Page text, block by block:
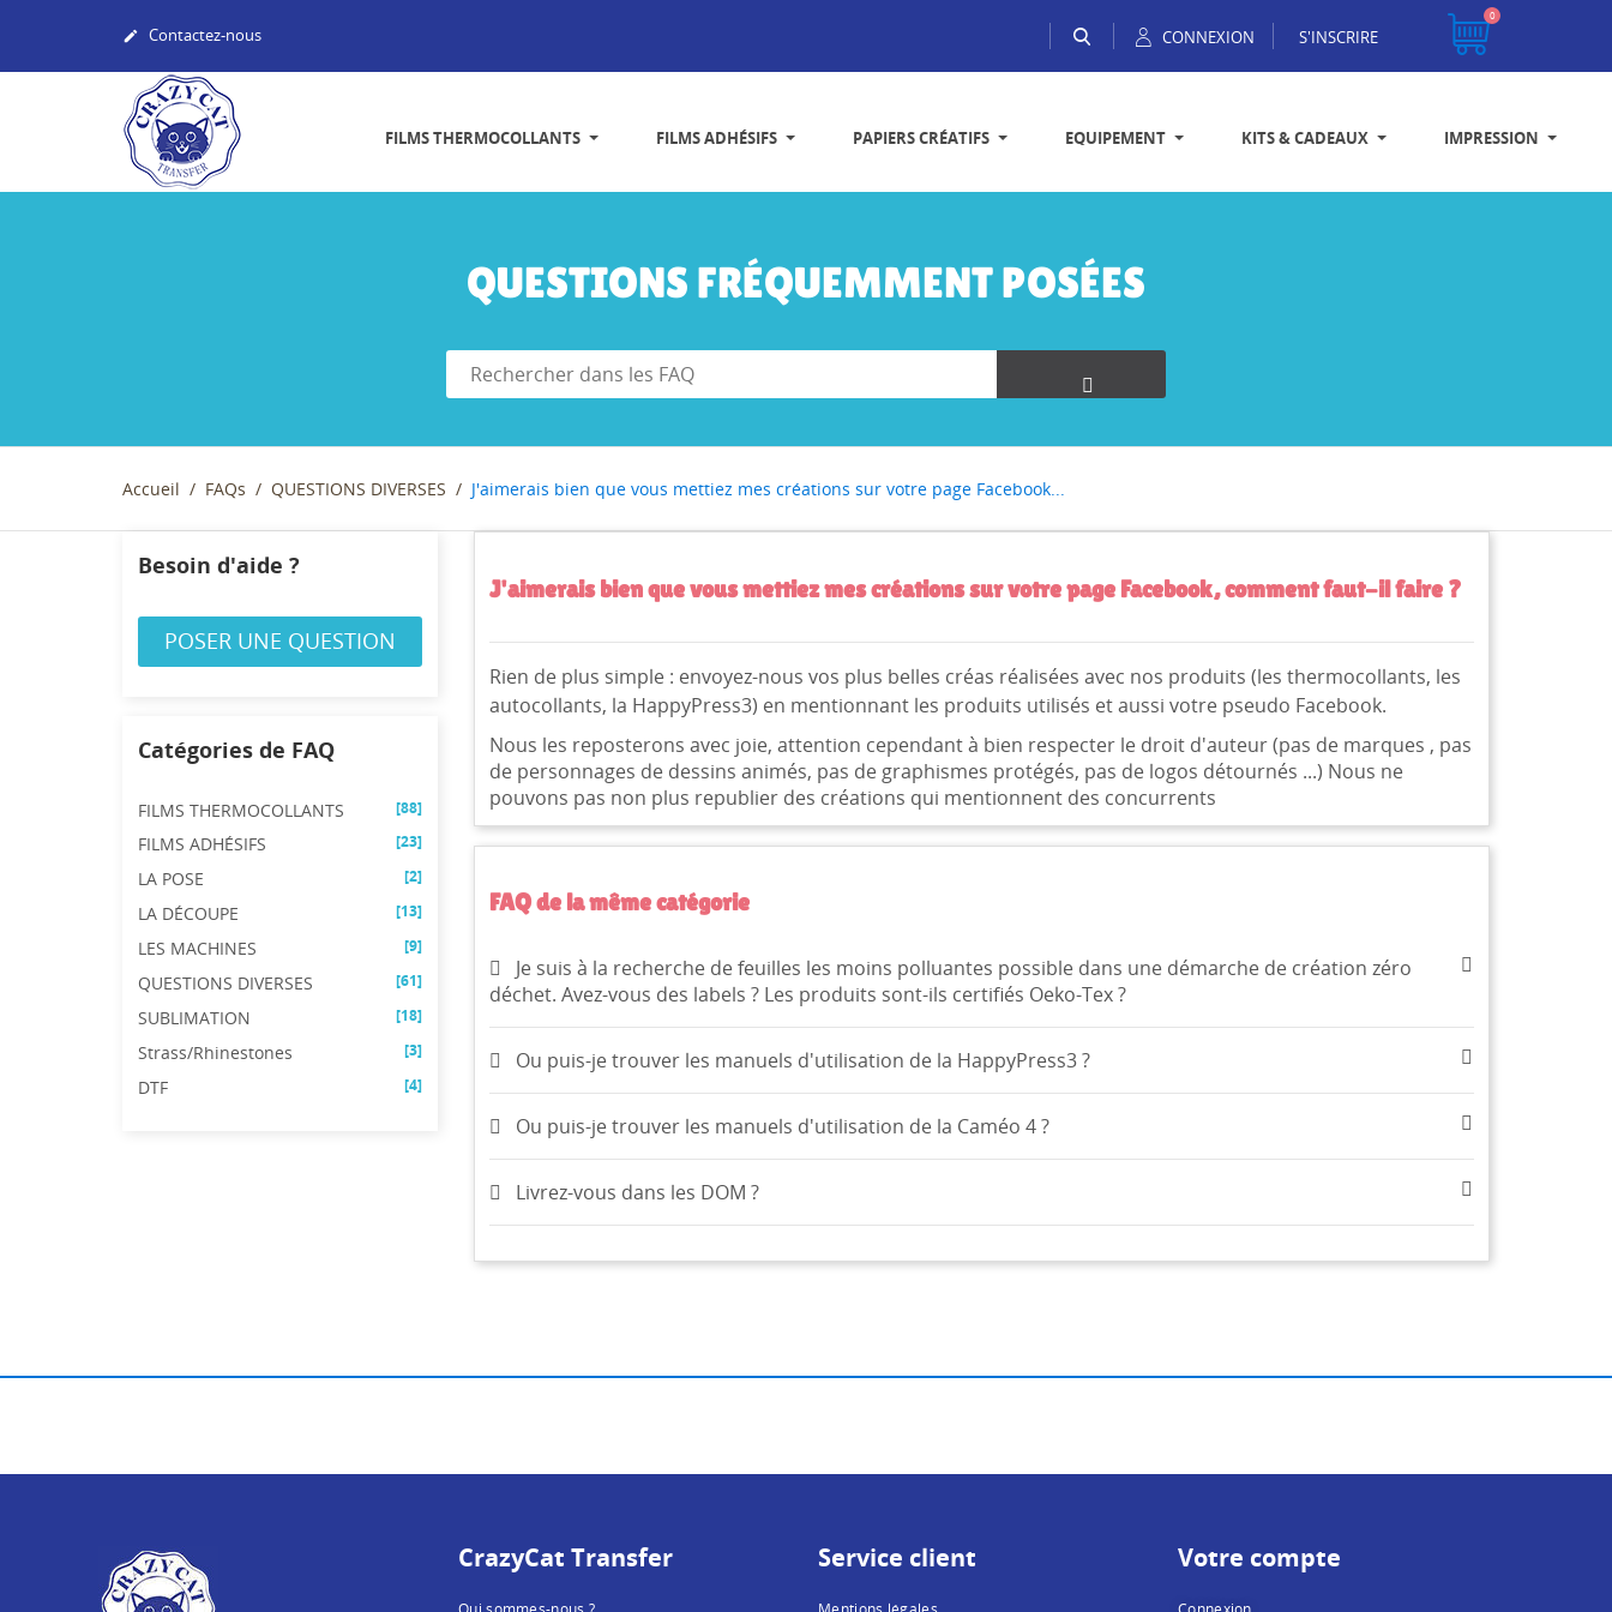
 Contactez-nous CONNEXION S'INSCRIRE
0
FILMS THERMOCOLLANTS FILMS ADHÉSIFS PAPIERS CRÉATIFS EQUIPEMENT KITS & CADEAUX IMPRESSION
QUESTIONS FRÉQUEMMENT POSÉES
Accueil FAQs QUESTIONS DIVERSES J'aimerais bien que vous mettiez mes créations sur votre page Facebook...
Besoin d'aide ?
POSER UNE QUESTION
Catégories de FAQ
FILMS THERMOCOLLANTS [88]
FILMS ADHÉSIFS [23]
LA POSE [2]
LA DÉCOUPE [13]
LES MACHINES [9]
QUESTIONS DIVERSES [61]
SUBLIMATION [18]
Strass/Rhinestones [3]
DTF [4]
J'aimerais bien que vous mettiez mes créations sur votre page Facebook, comment faut-il faire ?
Rien de plus simple : envoyez-nous vos plus belles créas réalisées avec nos produits (les thermocollants, les
autocollants, la HappyPress3) en mentionnant les produits utilisés et aussi votre pseudo Facebook.
Nous les reposterons avec joie, attention cependant à bien respecter le droit d'auteur (pas de marques , pas
de personnages de dessins animés, pas de graphismes protégés, pas de logos détournés ...) Nous ne
pouvons pas non plus republier des créations qui mentionnent des concurrents
FAQ de la même catégorie
Je suis à la recherche de feuilles les moins polluantes possible dans une démarche de création zéro
déchet. Avez-vous des labels ? Les produits sont-ils certifiés Oeko-Tex ?
Ou puis-je trouver les manuels d'utilisation de la HappyPress3 ?
Ou puis-je trouver les manuels d'utilisation de la Caméo 4 ?
Livrez-vous dans les DOM ?
CrazyCat Transfer Service client Votre compte
add_circle_outline Créer une nouvelle liste
CRÉER UNE LISTE D'ENVIES
NOM DE LA LISTE D'ENVIES
Créer une liste d'envies
Vous devez être connecté pour ajouter des produits à votre liste
Annuler Connexion